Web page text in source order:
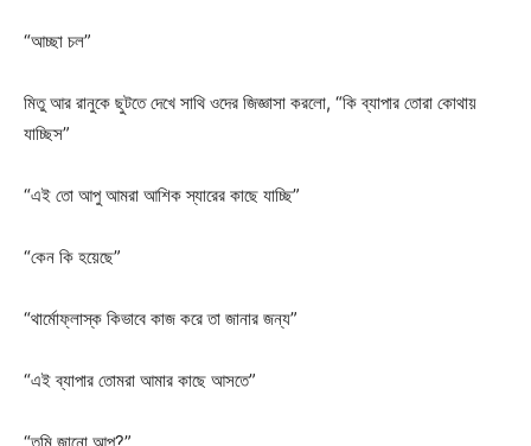
“আচ্ছা চল”
মিতু আর রানুকে ছুটতে দেখে সাথি ওদের জিজ্ঞাসা করলো, “কি ব্যাপার তোরা কোথায়
যাচ্ছিস”
“এই তো আপু আমরা আশিক স্যারের কাছে যাচ্ছি”
“কেন কি হয়েছে”
“থার্মোফ্লাস্ক কিভাবে কাজ করে তা জানার জন্য”
“এই ব্যাপার তোমরা আমার কাছে আসতে”